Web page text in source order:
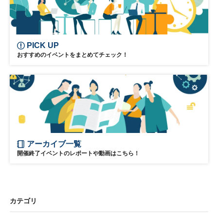
PICK UP
おすすめのイベントをまとめてチェック！
アーカイブ一覧
開催終了イベントのレポートや動画はこちら！
カテゴリ